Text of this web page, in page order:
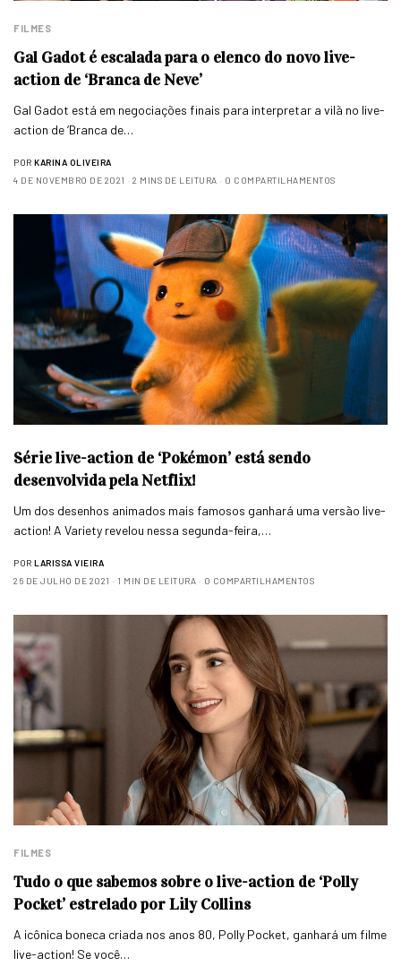
FILMES
Gal Gadot é escalada para o elenco do novo live-
action de ‘Branca de Neve’
Gal Gadot está em negociações finais para interpretar a vilã no live-
action de ‘Branca de…
POR KARINA OLIVEIRA
4 DE NOVEMBRO DE 2021
2 MINS DE LEITURA 0 COMPARTILHAMENTOS
Série live-action de ‘Pokémon’ está sendo
desenvolvida pela Netflix!
Um dos desenhos animados mais famosos ganhará uma versão live-
action! A Variety revelou nessa segunda-feira,…
POR LARISSA VIEIRA
26 DE JULHO DE 2021
1 MIN DE LEITURA 0 COMPARTILHAMENTOS
FILMES
Tudo o que sabemos sobre o live-action de ‘Polly
Pocket’ estrelado por Lily Collins
A icônica boneca criada nos anos 80, Polly Pocket, ganhará um filme
live-action! Se você…